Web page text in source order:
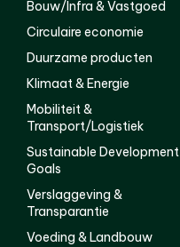
Bouw/Infra & Vastgoed
Circulaire economie
Duurzame producten
Klimaat & Energie
Mobiliteit &
Transport/Logistiek
Sustainable Development
Goals
Verslaggeving &
Transparantie
Voeding & Landbouw